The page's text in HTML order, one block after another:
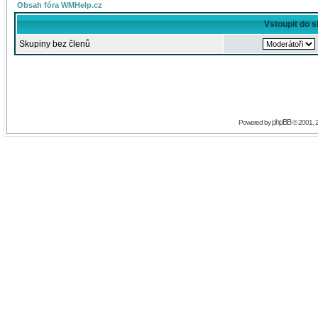
Obsah fóra WMHelp.cz
Vstoupit do
Skupiny bez členů
Powered byphpBB© 2001,